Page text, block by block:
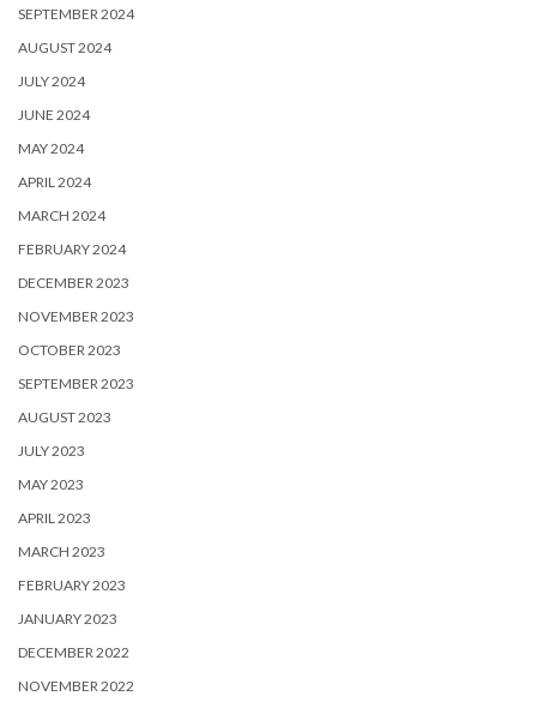
SEPTEMBER 2024
AUGUST 2024
JULY 2024
JUNE 2024
MAY 2024
APRIL 2024
MARCH 2024
FEBRUARY 2024
DECEMBER 2023
NOVEMBER 2023
OCTOBER 2023
SEPTEMBER 2023
AUGUST 2023
JULY 2023
MAY 2023
APRIL 2023
MARCH 2023
FEBRUARY 2023
JANUARY 2023
DECEMBER 2022
NOVEMBER 2022